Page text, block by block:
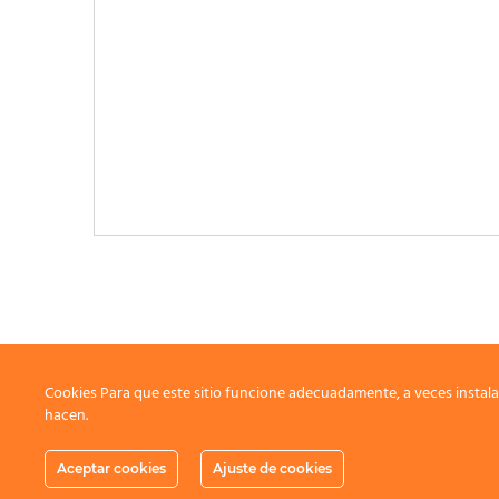
Cookies Para que este sitio funcione adecuadamente, a veces
hacen.
Aceptar cookies Ajuste de cookies